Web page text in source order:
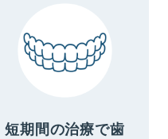
短期間の治療で歯